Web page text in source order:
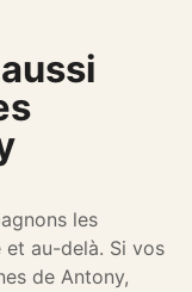
les
et au-delà. Si vos
de Antony,